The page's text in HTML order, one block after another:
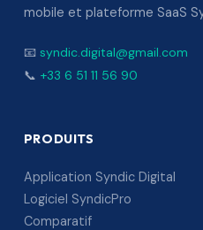
mobile et plateforme SaaS
📧 syndic.digital@gmail.com
📞 +33 6 51 11 56 90
PRODUITS
Application Syndic Digital
Logiciel SyndicPro
Comparatif